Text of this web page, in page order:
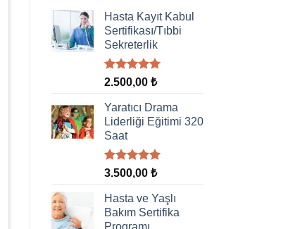
Hasta Kayıt Kabul
Sertifikası/Tıbbi
Sekreterlik
5 üzerinden
oy
aldı
2.500,00 ₺
Yaratıcı Drama
Liderliği Eğitimi 320
Saat
5 üzerinden
oy
aldı
3.500,00 ₺
Hasta ve Yaşlı
Bakım Sertifika
Programı